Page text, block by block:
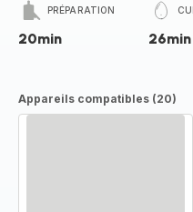
PRÉPARATION
20min 26min
Appareils compatibles (20)